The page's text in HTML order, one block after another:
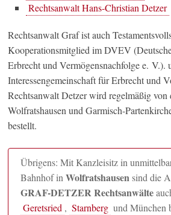
Rechtsanwalt Hans-Christian Detzer
Rechtsanwalt Graf ist auch
Kooperationsmitglied im DVEV
Erbrecht und Vermögensnachfolge e.
Interessengemeinschaft für Erbrecht und
Rechtsanwalt Detzer wird regelmäßig von
Wolfratshausen und Garmisch-
bestellt.
Übrigens: Mit Kanzleisitz in
Bahnhof inWolfratshausensind die
GRAF-DETZER Rechtsanwälte
Geretsried , Starnberg und München